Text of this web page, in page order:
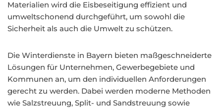
Materialien wird die Eisbeseitigung effizient und
umweltschonend durchgeführt, um sowohl die
Sicherheit als auch die Umwelt zu schützen.
Die Winterdienste in Bayern bieten maßgeschneiderte
Lösungen für Unternehmen, Gewerbegebiete und
Kommunen an, um den individuellen Anforderungen
gerecht zu werden. Dabei werden moderne Methoden
wie Salzstreuung, Split- und Sandstreuung sowie